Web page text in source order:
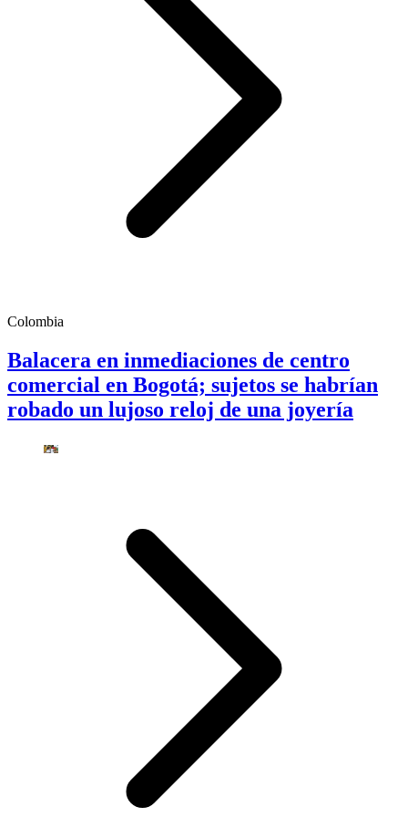
Colombia
Balacera en inmediaciones de centro
comercial en Bogotá; sujetos se habrían
robado un lujoso reloj de una joyería